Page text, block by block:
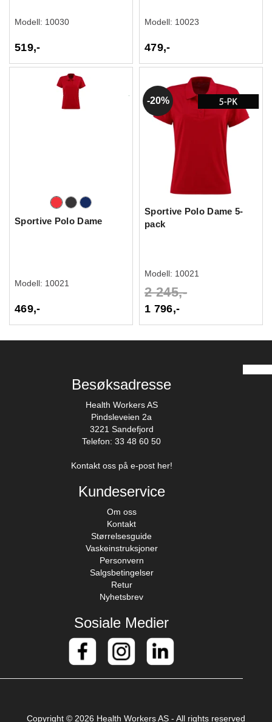
Modell: 10030
519,-
Modell: 10023
479,-
Sportive Polo Dame
Modell: 10021
469,-
20%
Sportive Polo Dame 5-
pack
Modell: 10021
2 245,-
1 796,-
Besøksadresse
Health Workers AS
Pindsleveien 2a
3221 Sandefjord
Telefon: 33 48 60 50
Kontakt oss på e-post her!
Kundeservice
Om oss
Kontakt
Størrelsesguide
Vaskeinstruksjoner
Personvern
Salgsbetingelser
Retur
Nyhetsbrev
Sosiale Medier
Copyright © 2026 Health Workers AS - All rights reserved